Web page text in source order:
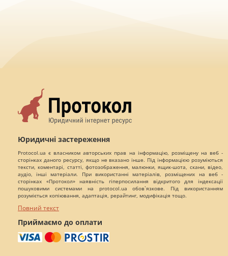
Юридичні застереження
Protocol.ua є власником авторських прав на інформацію, розміщену на веб -
сторінках даного ресурсу, якщо не вказано інше. Під інформацією розуміються
тексти, коментарі, статті, фотозображення, малюнки, ящик-шота, скани, відео,
аудіо, інші матеріали. При використанні матеріалів, розміщених на веб -
сторінках «Протокол» наявність гіперпосилання відкритого для індексації
пошуковими системами на protocol.ua обов`язкове. Під використанням
розуміється копіювання, адаптація, рерайтинг, модифікація тощо.
Повний текст
Приймаємо до оплати